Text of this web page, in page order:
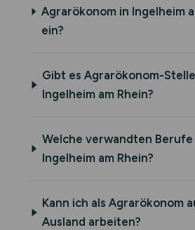
Agrarökonom in Ingelheim
ein?
Gibt es Agrarökonom-
Ingelheim am Rhein?
Welche verwandten Berufe
Ingelheim am Rhein?
Kann ich als Agrarökonom
Ausland arbeiten?